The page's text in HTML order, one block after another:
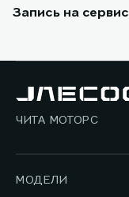
Запись на сервис
ЧИТА МОТОРС
МОДЕЛИ